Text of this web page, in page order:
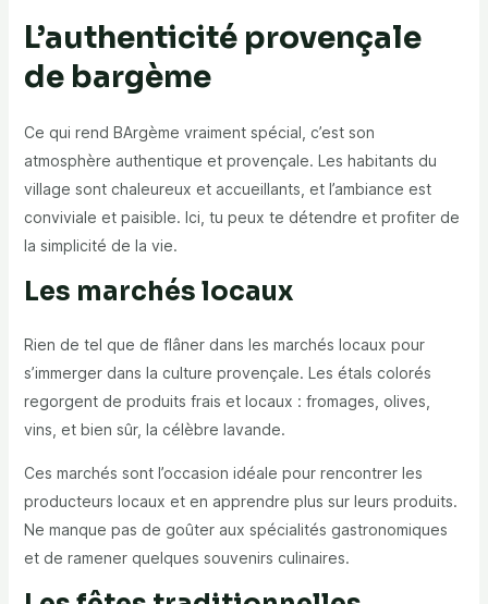
L’authenticité provençale
de bargème
Ce qui rend BArgème vraiment spécial, c’est son
atmosphère authentique et provençale. Les habitants du
village sont chaleureux et accueillants, et l’ambiance est
conviviale et paisible. Ici, tu peux te détendre et profiter de
la simplicité de la vie.
Les marchés locaux
Rien de tel que de flâner dans les marchés locaux pour
s’immerger dans la culture provençale. Les étals colorés
regorgent de produits frais et locaux : fromages, olives,
vins, et bien sûr, la célèbre lavande.
Ces marchés sont l’occasion idéale pour rencontrer les
producteurs locaux et en apprendre plus sur leurs produits.
Ne manque pas de goûter aux spécialités gastronomiques
et de ramener quelques souvenirs culinaires.